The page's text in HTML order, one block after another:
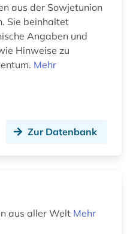
aus der Sowjetunion
Sie beinhaltet
Angaben und
zu
Mehr
Zur Datenbank
aus aller Welt Mehr